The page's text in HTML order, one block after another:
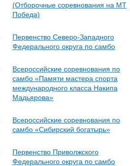
(Отборочные соревнования на МТ
Победа)
Первенство Северо-Западного
Федерального округа по самбо
Всероссийские соревнования по
самбо «Памяти мастера спорта
международного класса Накипа
Мадьярова»
Всероссийские соревнования по
самбо «Сибирский богатырь»
Первенство Приволжского
Федерального округа по самбо